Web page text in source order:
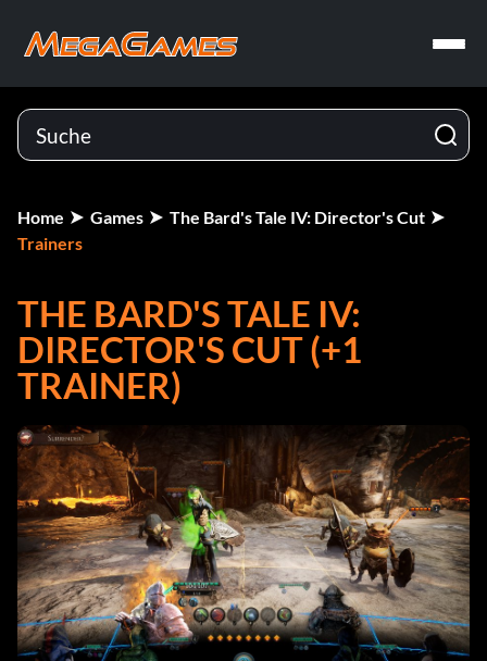
Home Games
The Bard's Tale IV: Director's Cut
Trainers
THE BARD'S TALE IV:
DIRECTOR'S CUT (+1
TRAINER)